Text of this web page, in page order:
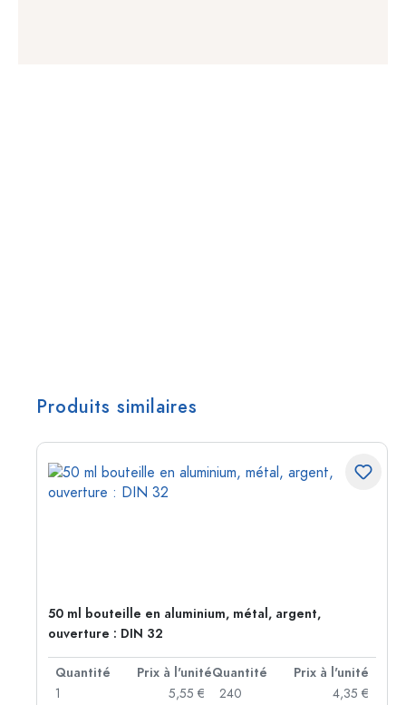
Produits similaires
50 ml bouteille en aluminium, métal, argent,
ouverture : DIN 32
Quantité Prix à l'unitéQuantité
Prix à l'unité
1
5,55 €
240
4,35 €